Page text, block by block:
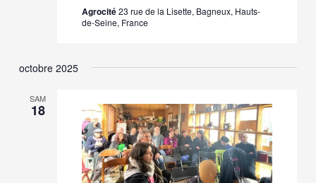
Agrocité23 rue de la Lisette, Bagneux, Hauts-
de-Seine, France
octobre 2025
SAM
18